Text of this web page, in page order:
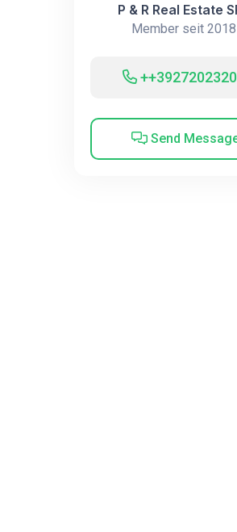
P & R Real Estate
Member seit 2018
Send